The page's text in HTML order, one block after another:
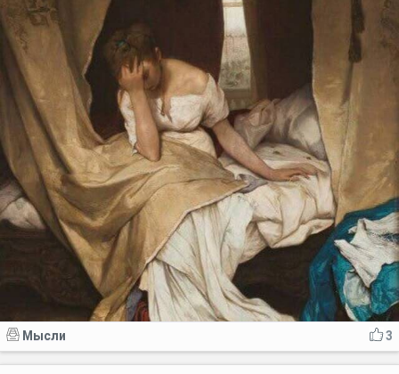
3
Мысли